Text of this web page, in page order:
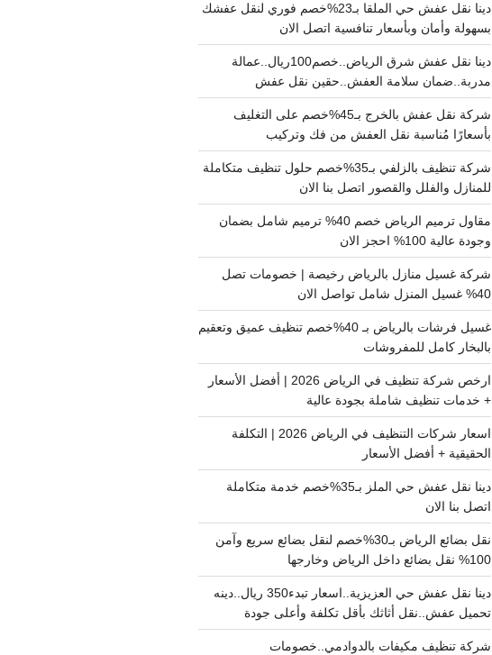
دينا نقل عفش حي الملقا بـ23%خصم فوري لنقل عفشك
بسهولة وأمان وبأسعار تنافسية اتصل الان
دينا نقل عفش شرق الرياض..خصم100ريال..عمالة
مدربة..ضمان سلامة العفش..حقين نقل عفش
شركة نقل عفش بالخرج بـ45%خصم على التغليف
بأسعارًا مُناسبة نقل العفش من فك وتركيب
شركة تنظيف بالزلفي بـ35%خصم حلول تنظيف متكاملة
للمنازل والفلل والقصور اتصل بنا الان
مقاول ترميم الرياض خصم 40% ترميم شامل بضمان
وجودة عالية 100% احجز الان
شركة غسيل منازل بالرياض رخيصة | خصومات تصل
40% غسيل المنزل شامل تواصل الان
غسيل فرشات بالرياض بـ 40%خصم تنظيف عميق وتعقيم
بالبخار كامل للمفروشات
ارخص شركة تنظيف في الرياض 2026 | أفضل الأسعار
+ خدمات تنظيف شاملة بجودة عالية
اسعار شركات التنظيف في الرياض 2026 | التكلفة
الحقيقية + أفضل الأسعار
دينا نقل عفش حي الملز بـ35%خصم خدمة متكاملة
اتصل بنا الان
نقل بضائع الرياض بـ30%خصم لنقل بضائع سريع وآمن
100% نقل بضائع داخل الرياض وخارجها
دينا نقل عفش حي العزيزية..اسعار تبدء350 ريال..دينه
تحميل عفش..نقل أثاثك بأقل تكلفة وأعلى جودة
شركة تنظيف مكيفات بالدوادمي..خصومات